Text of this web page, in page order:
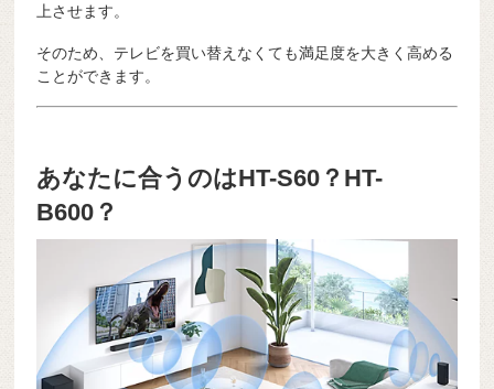
上させます。
そのため、テレビを買い替えなくても満足度を大きく高める
ことができます。
あなたに合うのはHT-S60？HT-
B600？